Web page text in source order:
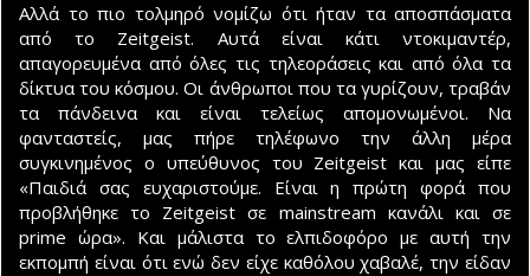
Αλλά το πιο τολμηρό νομίζω ότι ήταν τα αποσπάσματα
από το Zeitgeist. Αυτά είναι κάτι ντοκιμαντέρ,
απαγορευμένα από όλες τις τηλεοράσεις και από όλα τα
δίκτυα του κόσμου. Οι άνθρωποι που τα γυρίζουν, τραβάν
τα πάνδεινα και είναι τελείως απομονωμένοι. Να
φανταστείς, μας πήρε τηλέφωνο την άλλη μέρα
συγκινημένος ο υπεύθυνος του Zeitgeist και μας είπε
«Παιδιά σας ευχαριστούμε. Είναι η πρώτη φορά που
προβλήθηκε το Zeitgeist σε mainstream κανάλι και σε
prime ώρα». Και μάλιστα το ελπιδοφόρο με αυτή την
εκπομπή είναι ότι ενώ δεν είχε καθόλου χαβαλέ, την είδαν